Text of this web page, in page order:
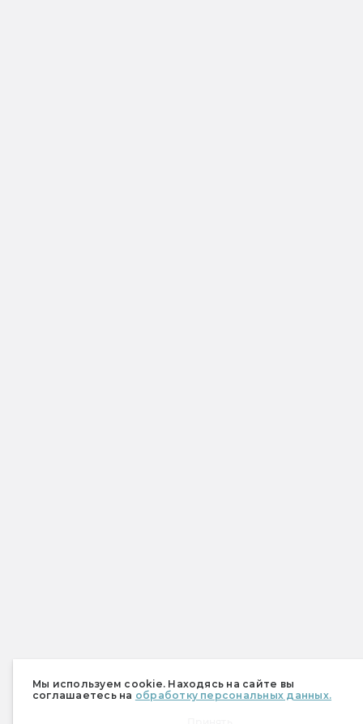
Мы используем cookie. Находясь на сайте вы
соглашаетесь на обработку персональных данных.